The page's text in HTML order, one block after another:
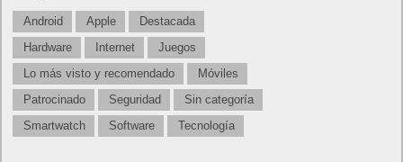
Android Apple
Destacada
Hardware
Internet
Juegos
Lo más visto y recomendado
Móviles
Patrocinado
Seguridad
Sin categoría
Smartwatch
Software Tecnología